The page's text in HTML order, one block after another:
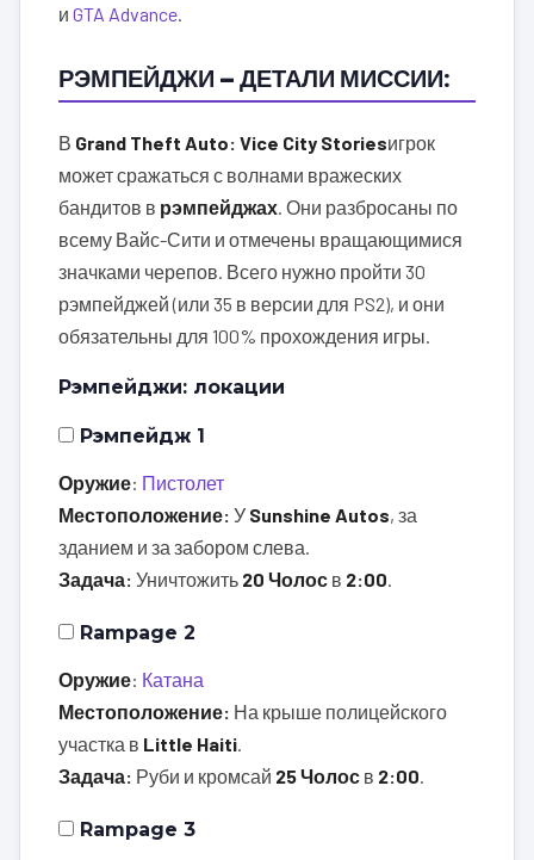
и GTA Advance
РЭМПЕЙДЖИ — ДЕТАЛИ МИССИИ:
В Grand Theft Auto: Vice City Storiesигрок
может сражаться с волнами вражеских
бандитов в рэмпейджах . Они разбросаны по
всему Вайс-Сити и отмечены вращающимися
значками черепов. Всего нужно пройти 30
рэмпейджей (или 35 в версии для PS2), и они
обязательны для 100% прохождения игры.
Рэмпейджи: локации
Рэмпейдж 1
Оружие: Пистолет
Местоположение: У Sunshine Autos, за
зданием и за забором слева.
Задача: Уничтожить 20 Чолос в 2:00
Rampage 2
Оружие: Катана
Местоположение: На крыше полицейского
участка в Little Haiti
Задача: Руби и кромсай 25 Чолос в 2:00
Rampage 3